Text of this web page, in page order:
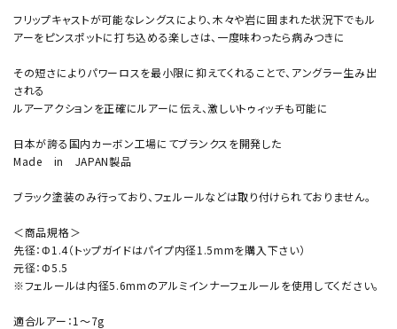
フリップキャストが可能なレングスにより、木々や岩に囲まれた状況下でもル
アーをピンスポットに打ち込める楽しさは、一度味わったら病みつきに
その短さによりパワーロスを最小限に抑えてくれることで、アングラー生み出
される
ルアーアクションを正確にルアーに伝え、激しいトゥィッチも可能に
日本が誇る国内カーボン工場にてブランクスを開発した
Made in JAPAN製品
ブラック塗装のみ行っており、フェルールなどは取り付けられておりません。
＜商品規格＞
先径：Φ1.4（トップガイドはパイプ内径1.5mmを購入下さい）
元径：Φ5.5
※フェルールは内径5.6mmのアルミインナーフェルールを使用してください。
適合ルアー：1～7g